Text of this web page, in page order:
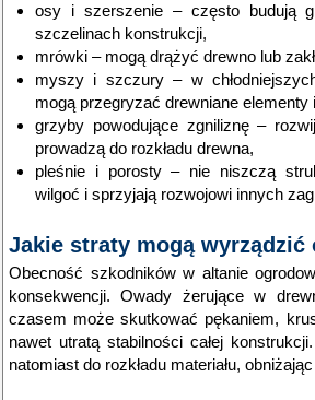
osy i szerszenie – często budują
szczelinach konstrukcji,
mrówki – mogą drążyć drewno lub
myszy i szczury – w
mogą przegryzać drewniane
grzyby powodujące zgniliznę –
prowadzą do rozkładu drewna,
pleśnie i porosty – nie niszczą
wilgoć i sprzyjają rozwojowi innych
Jakie straty mogą
Obecność szkodników w altanie
konsekwencji. Owady żerujące w
czasem może skutkować pękaniem,
nawet utratą stabilności całej konstrukcji
natomiast do rozkładu materiału,